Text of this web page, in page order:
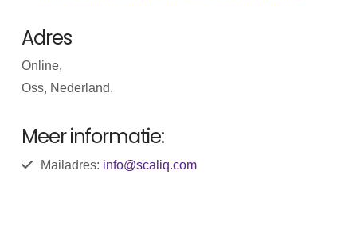
Adres
Online,
Oss, Nederland.
Meer informatie:
Mailadres: info@scaliq.com